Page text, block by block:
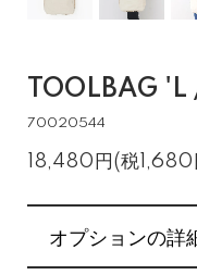
TOOLBAG
70020544
18,480円(税1,680
オプションの詳